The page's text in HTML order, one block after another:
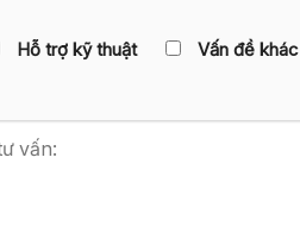
Hỗ trợ kỹ thuật Vấn đề khác